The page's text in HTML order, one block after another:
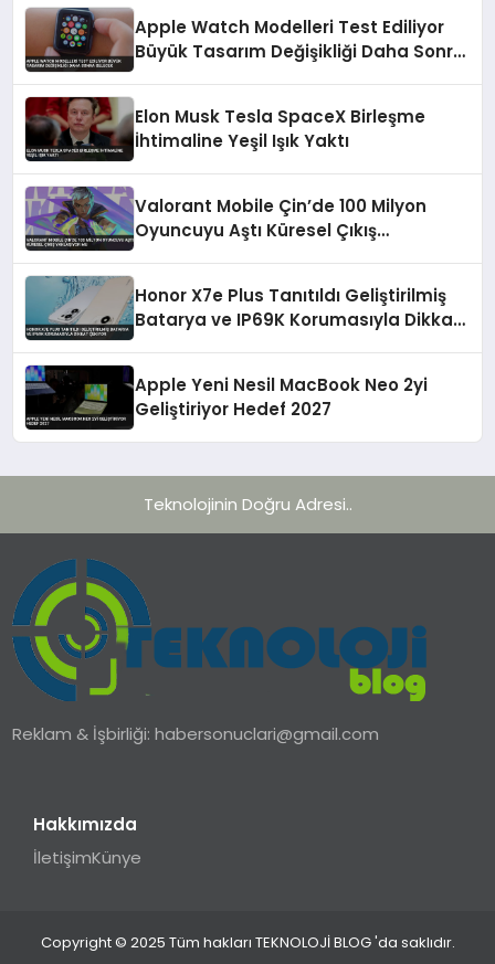
Apple Watch Modelleri Test Ediliyor
Büyük Tasarım Değişikliği Daha Sonra
Elon Musk Tesla SpaceX Birleşme
İhtimaline Yeşil Işık Yaktı
Valorant Mobile Çin’de 100 Milyon
Oyuncuyu Aştı Küresel Çıkış
Honor X7e Plus Tanıtıldı Geliştirilmiş
Batarya ve IP69K Korumasıyla Dikkat
Apple Yeni Nesil MacBook Neo 2yi
Geliştiriyor Hedef 2027
Teknolojinin Doğru Adresi..
Reklam & İşbirliği:habersonuclari@gmail.com
Hakkımızda
İletişimKünye
Copyright © 2025 Tüm hakları TEKNOLOJİ BLOG 'da saklıdır.